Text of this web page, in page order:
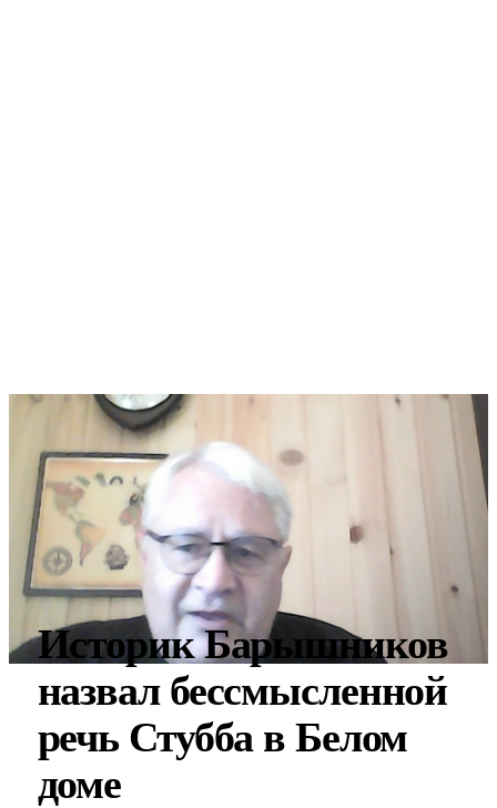
Историк Барышников
назвал бессмысленной
речь Стубба в Белом
доме